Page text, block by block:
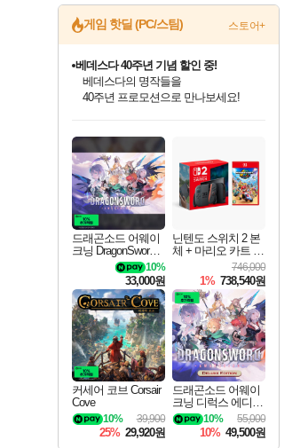
게임 핫딜 (PC/스팀) 스토어+
최대 90% 할인가를 만나보세요!
네이버혜택과 함께 만나보세요!
50%할인&추가 적립까지!
이니&베니 혜택까지!
네이버 혜택가와 함께 예약하세요!
할인&네이버혜택으로 만나보세요!
네이버페이 혜택과 만나보세요!
베데스다 40주년 기념 할인 중!
베데스다의 명작들을
40주년 프로모션으로 만나보세요!
네이버 포인트 혜택까지!
할인가에 만나보세요!
일부 에디션 상시 할인!
혜택으로 예약 판매 중
편안하게 충전하세요
드래곤소드 어웨이
크닝 DragonSword A
10%
33,000원
닌텐도 스위치 2 본
체 + 마리오 카트 월
746,000
1% 738,540원
커세어 코브 Corsair
Cove
39,900
10%
25% 29,920원
드래곤소드 어웨이
크닝 디럭스 에디션
DragonSword Awake
ning Deluxe Edition
55,000
10%
10% 49,500원